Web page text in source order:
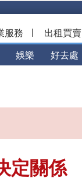
服務 | 出租買賣
娛樂 好去處
定關係